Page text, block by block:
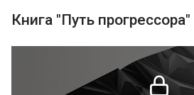
Книга "Путь